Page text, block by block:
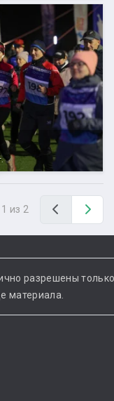
из 2 Назад
разрешены
материала.